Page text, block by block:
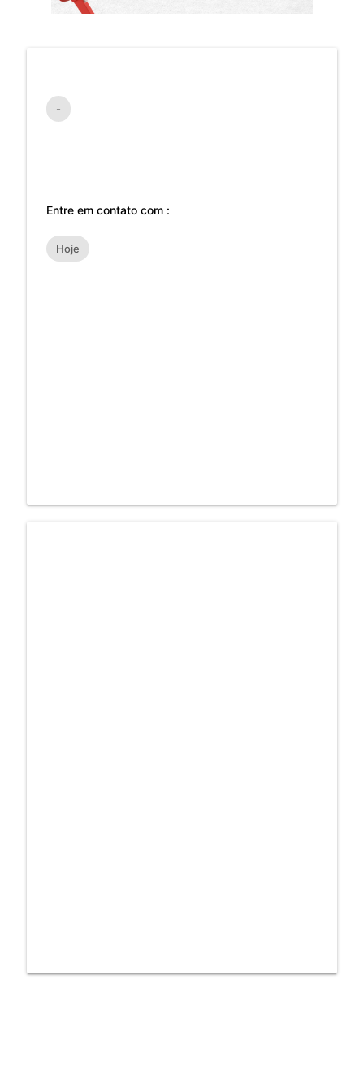
-
Entre em contato com :
Hoje